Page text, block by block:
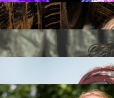
INTRO U-16
15 PRZESZKÓD
3 KM+
RUNMAGEDDON HARDCORE
70 PRZESZKÓD
21 KM+
42 KM+
FAMILY